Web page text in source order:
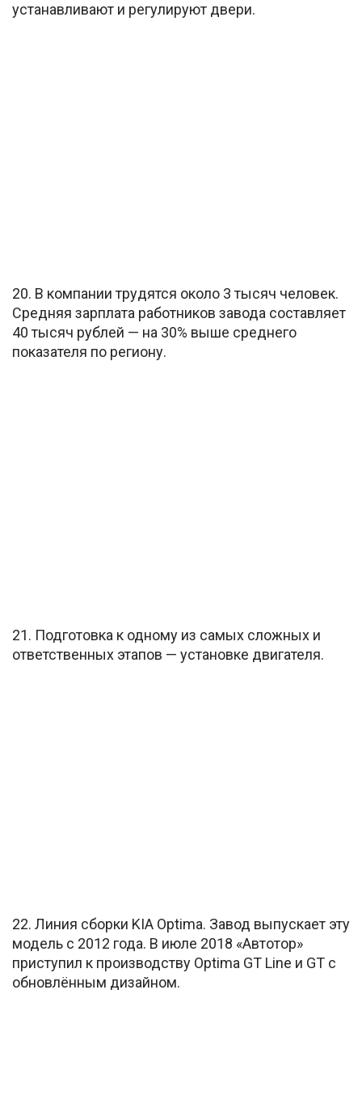
устанавливают и регулируют двери.
20. В компании трудятся около 3 тысяч человек.
Средняя зарплата работников завода составляет
40 тысяч рублей — на 30% выше среднего
показателя по региону.
21. Подготовка к одному из самых сложных и
ответственных этапов — установке двигателя.
22. Линия сборки KIA Optima. Завод выпускает эту
модель с 2012 года. В июле 2018 «Автотор»
приступил к производству Optima GT Line и GT с
обновлённым дизайном.